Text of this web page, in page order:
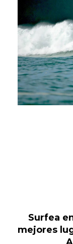
Surfea
mejores